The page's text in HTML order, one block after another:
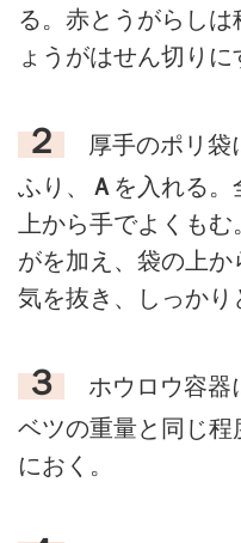
る。赤とうがらし
ょうがはせん切りに
２
厚手のポリ袋
ふり、
Ａ を入れる。
上から手でよくも
がを加え、袋の上
気を抜き、しっかり
３
ホウロウ容器
ベツの重量と同じ
におく。